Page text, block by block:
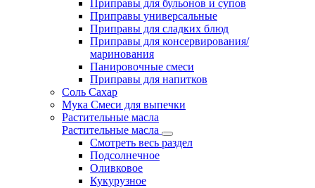
Приправы для бульонов и супов
Приправы универсальные
Приправы для сладких блюд
Приправы для консервирования/
маринования
Панировочные смеси
Приправы для напитков
Соль Сахар
Мука Смеси для выпечки
Растительные масла
Растительные масла
Смотреть весь раздел
Подсолнечное
Оливковое
Кукурузное